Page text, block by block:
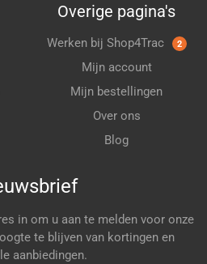
Overige pagina's
Werken bij Shop4Trac 2
Mijn account
Mijn bestellingen
Over ons
Blog
in om u aan te melden voor onze
te blijven van kortingen en
aanbiedingen.